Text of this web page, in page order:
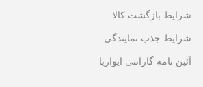
شرایط بازگشت کالا
شرایط جذب نمایندگی
آئین نامه گارانتی ایواریا